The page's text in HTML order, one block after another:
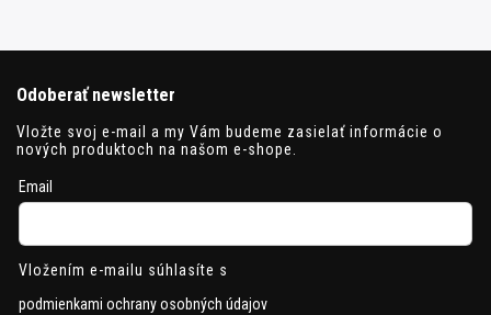
Odoberať newsletter
Vložte svoj e-mail a my Vám budeme zasielať informácie o
nových produktoch na našom e-shope.
Email
Vložením e-mailu súhlasíte s
podmienkami ochrany osobných údajov